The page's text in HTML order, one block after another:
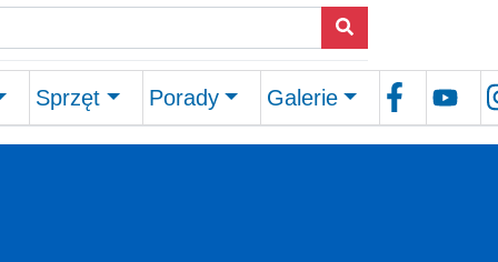
Sprzęt Porady Galerie